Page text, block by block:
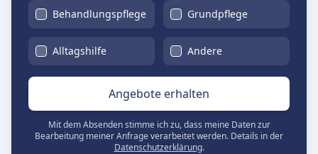
Behandlungspflege
Grundpflege
Alltagshilfe Andere
Angebote erhalten
Mit dem Absenden stimme ich zu, dass meine Daten zur
Bearbeitung meiner Anfrage verarbeitet werden. Details in der
Datenschutzerklärung.